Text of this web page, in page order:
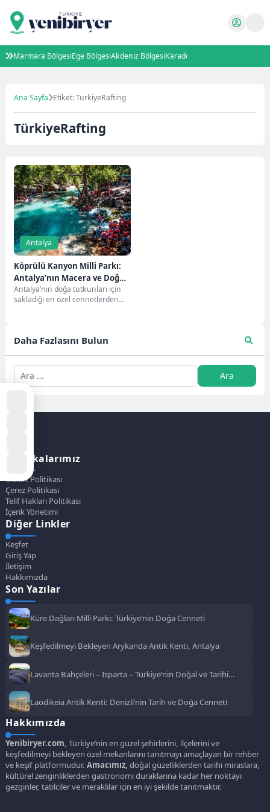
Marmara BölgesiEge BölgesiAkdeniz BölgesiKaradeniz Bölgesi
Ana Sayfa Etiket: TürkiyeRafting
TürkiyeRafting
Antalya
Köprülü Kanyon Milli Parkı:
Antalya’nın Macera ve Doğa
Harikası 🌿🚣
Antalya’nın doğa tutkunları için
sakladığı en özel cennetlerden
Daha Fazlasını Bulun
Politikalarımız
Gizlilik Politikası
Çerez Politikası
Telif Hakları Politikası
İçerik Yönetimi
Diğer Linkler
Keşfet
Giriş Yap
İletişim
Hakkımızda
Son Yazılar
Küre Dağları Milli Parkı: Türkiye’nin Doğa Cenneti
Keşfedilmeyi Bekleyen Arykanda Antik Kenti, Antalya
Lavanta Bahçeleri – Isparta – Türkiye’nin Doğal ve Tarihi
Laodikeia Antik Kenti: Denizli’nin Tarih ve Doğa Cenneti
Hakkımızda
Yenibiryer.com, Türkiye’nin en güzel şehirlerini, ilçelerini ve
keşfedilmeyi bekleyen özel mekanlarını tanıtmayı amaçlayan bir rehber
ve keşif platformudur.Amacımız, doğal güzelliklerden tarihi miraslara,
kültürel zenginliklerden gastronomi duraklarına kadar her noktayı
gezginler, tatilciler ve meraklılar için en iyi şekilde tanıtmaktır.